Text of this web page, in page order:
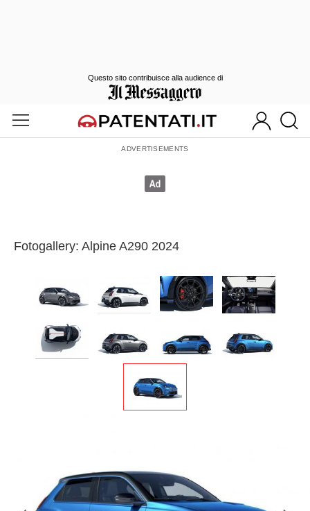
Fotogallery: Alpine A290 2024
Questo sito contribuisce alla audience di